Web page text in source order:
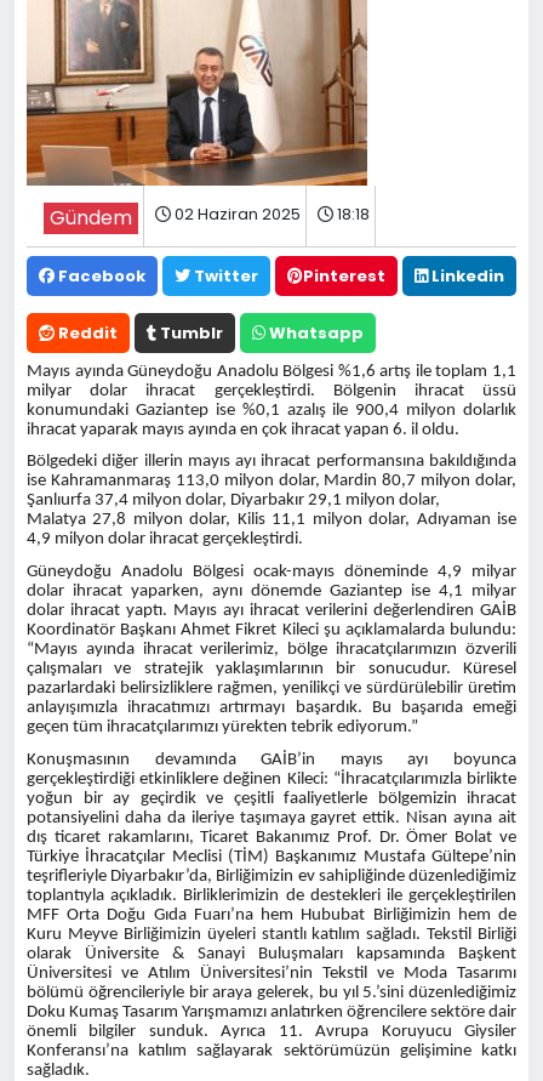
Gündem 02 Haziran 2025 18:18
Facebook Twitter Pinterest Linkedin
Reddit Tumblr Whatsapp
Mayıs ayında Güneydoğu Anadolu Bölgesi %1,6 artış ile toplam 1,1
milyar dolar ihracat gerçekleştirdi. Bölgenin ihracat üssü
konumundaki Gaziantep ise %0,1 azalış ile 900,4 milyon dolarlık
ihracat yaparak mayıs ayında en çok ihracat yapan 6. il oldu.
Bölgedeki diğer illerin mayıs ayı ihracat performansına bakıldığında
ise Kahramanmaraş 113,0 milyon dolar, Mardin 80,7 milyon dolar,
Şanlıurfa 37,4 milyon dolar, Diyarbakır 29,1 milyon dolar,
Malatya 27,8 milyon dolar, Kilis 11,1 milyon dolar, Adıyaman ise
4,9 milyon dolar ihracat gerçekleştirdi.
Güneydoğu Anadolu Bölgesi ocak-mayıs döneminde 4,9 milyar
dolar ihracat yaparken, aynı dönemde Gaziantep ise 4,1 milyar
dolar ihracat yaptı. Mayıs ayı ihracat verilerini değerlendiren GAİB
Koordinatör Başkanı Ahmet Fikret Kileci şu açıklamalarda bulundu:
“Mayıs ayında ihracat verilerimiz, bölge ihracatçılarımızın özverili
çalışmaları ve stratejik yaklaşımlarının bir sonucudur. Küresel
pazarlardaki belirsizliklere rağmen, yenilikçi ve sürdürülebilir üretim
anlayışımızla ihracatımızı artırmayı başardık. Bu başarıda emeği
geçen tüm ihracatçılarımızı yürekten tebrik ediyorum.”
Konuşmasının devamında GAİB’in mayıs ayı boyunca
gerçekleştirdiği etkinliklere değinen Kileci: “İhracatçılarımızla birlikte
yoğun bir ay geçirdik ve çeşitli faaliyetlerle bölgemizin ihracat
potansiyelini daha da ileriye taşımaya gayret ettik. Nisan ayına ait
dış ticaret rakamlarını, Ticaret Bakanımız Prof. Dr. Ömer Bolat ve
Türkiye İhracatçılar Meclisi (TİM) Başkanımız Mustafa Gültepe’nin
teşrifleriyle Diyarbakır’da, Birliğimizin ev sahipliğinde düzenlediğimiz
toplantıyla açıkladık. Birliklerimizin de destekleri ile gerçekleştirilen
MFF Orta Doğu Gıda Fuarı’na hem Hububat Birliğimizin hem de
Kuru Meyve Birliğimizin üyeleri stantlı katılım sağladı. Tekstil Birliği
olarak Üniversite & Sanayi Buluşmaları kapsamında Başkent
Üniversitesi ve Atılım Üniversitesi’nin Tekstil ve Moda Tasarımı
bölümü öğrencileriyle bir araya gelerek, bu yıl 5.’sini düzenlediğimiz
Doku Kumaş Tasarım Yarışmamızı anlatırken öğrencilere sektöre dair
önemli bilgiler sunduk. Ayrıca 11. Avrupa Koruyucu Giysiler
Konferansı’na katılım sağlayarak sektörümüzün gelişimine katkı
sağladık.